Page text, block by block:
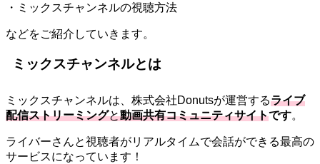
・ミックスチャンネルの視聴方法
などをご紹介していきます。
ミックスチャンネルとは
ミックスチャンネルは、株式会社Donutsが運営するライブ
配信ストリーミングと動画共有コミュニティサイトです。
ライバーさんと視聴者がリアルタイムで会話ができる最高の
サービスになっています！